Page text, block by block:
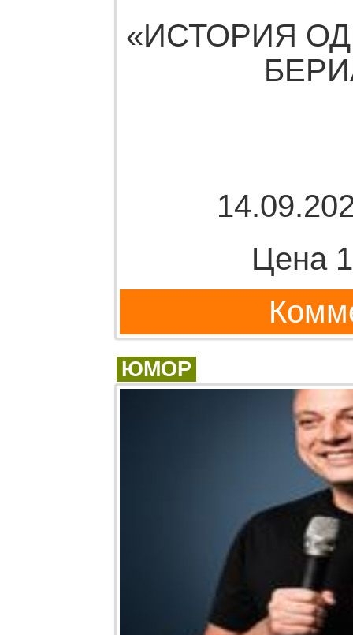
«ИСТОРИЯ
Цена
ЮМОР